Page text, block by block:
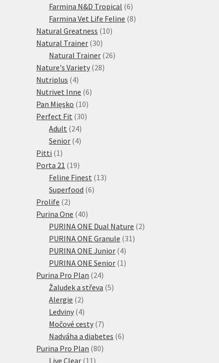
produktů
Farmina N&D Tropical 66
produktů
Farmina Vet Life Feline 88
Natural Greatness 1010
Natural Trainer 3030
produktů
Natural Trainer 2626
Nature's Variety 2828
Nutriplus 44
produkty
Nutrivet Inne 66
Pan Mięsko 1010
produktů
Perfect Fit 3030
Adult 2424
produktů
Senior 44
Pitti 1 1
produkt
Porta 21 1919
produktů
Feline Finest 1313
Superfood 66
Prolife 22
produkty
Purina One 4040
produktů
PURINA ONE Dual Nature 22
PURINA ONE Granule 31 31
PURINA ONE Junior 44
produkty
PURINA ONE Senior 1 1
Purina Pro Plan 2424
produktů
Žaludek a střeva 55
Alergie 22
produkty
Ledviny 44
produkty
Močové cesty 77
produktů
Nadváha a diabetes 66
Purina Pro Plan 8080
Live Clear 11 11